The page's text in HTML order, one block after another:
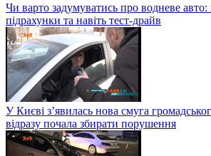
Чи варто задумуватись про водневе
підрахунки та навіть тест-драйв
У Києві з’явилась нова смуга
відразу почала збирати порушення